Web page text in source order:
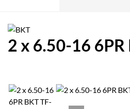
2 x 6.50-16
Produktgalerie
Zur Kaufbox springen